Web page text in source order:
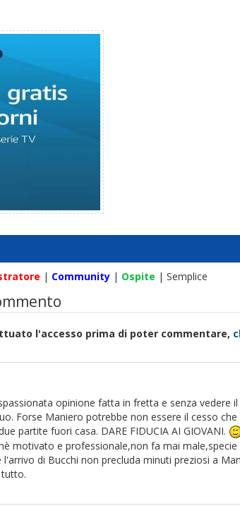
| Community | Ospite | Semplice
l'accesso prima di poter commentare,
opinione fatta in fretta e senza vedere
Forse Maniero potrebbe non essere il cesso
partite fuori casa. DARE FIDUCIA AI GIOVANI.
motivato e professionale,non fa mai
l'arrivo di Bucchi non precluda minuti preziosi a
tutto.